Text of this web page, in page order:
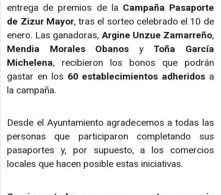
entrega de premios de la Campaña Pasaporte
de Zizur Mayor, tras el sorteo celebrado el 10 de
enero. Las ganadoras,Argine Unzue Zamarreño,
Mendia Morales Obanos y Toña García
Michelena, recibieron los bonos que podrán
gastar en los 60 establecimientos adheridosa
la campaña.
Desde el Ayuntamiento agradecemos a todas las
personas que participaron completando sus
pasaportes y, por supuesto, a los comercios
locales que hacen posible estas iniciativas.